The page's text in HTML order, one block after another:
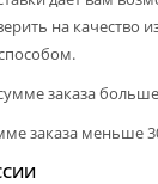
на качество
заказа
заказа меньше